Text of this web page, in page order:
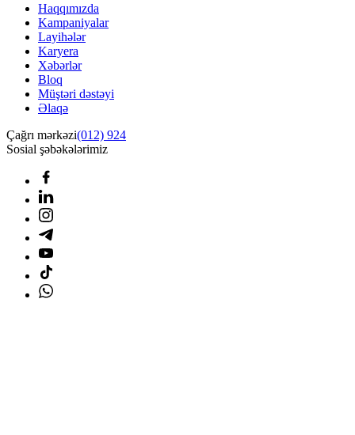
Haqqımızda
Kampaniyalar
Layihələr
Karyera
Xəbərlər
Bloq
Müştəri dəstəyi
Əlaqə
Çağrı mərkəzi(012) 924
Sosial şəbəkələrimiz